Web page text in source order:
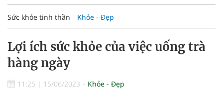
Sức khỏe tinh thần Khỏe - Đẹp
Lợi ích sức khỏe của việc uống trà
hàng ngày
11:25 | 15/06/2023 Khỏe - Đẹp